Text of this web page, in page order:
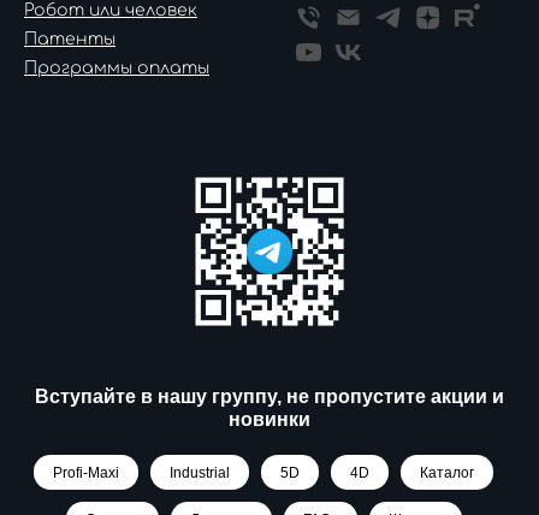
Робот или человек
Патенты
Программы оплаты
Вступайте в нашу группу, не пропустите акции и
новинки
Profi-Maxi Industrial 5D 4D Каталог